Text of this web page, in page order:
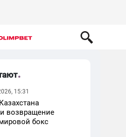
15:31
возвращение
бокс